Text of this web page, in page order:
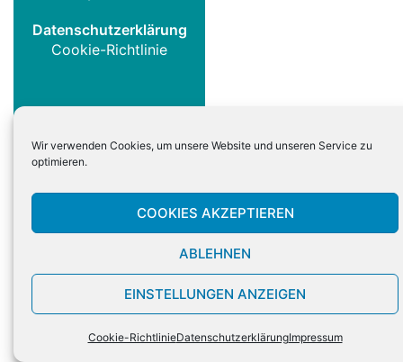
Wir verwenden Cookies, um unsere Website und unseren Service zu
optimieren.
COOKIES AKZEPTIEREN
ABLEHNEN
EINSTELLUNGEN ANZEIGEN
Cookie-RichtlinieDatenschutzerklärungImpressum
Datenschutzerklärung
Cookie-Richtlinie